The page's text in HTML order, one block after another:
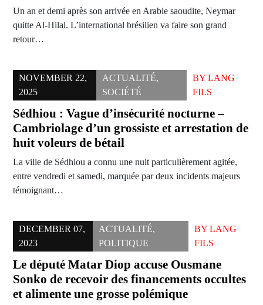
Un an et demi après son arrivée en Arabie saoudite, Neymar
quitte Al-Hilal. L’international brésilien va faire son grand
retour…
NOVEMBER 22,
2025
ACTUALITÉ,
SOCIÉTÉ
BYLANG
FILS
Sédhiou : Vague d’insécurité nocturne –
Cambriolage d’un grossiste et arrestation de
huit voleurs de bétail
La ville de Sédhiou a connu une nuit particulièrement agitée,
entre vendredi et samedi, marquée par deux incidents majeurs
témoignant…
DECEMBER 07,
2023
ACTUALITÉ,
POLITIQUE
BYLANG
FILS
Le député Matar Diop accuse Ousmane
Sonko de recevoir des financements occultes
et alimente une grosse polémique